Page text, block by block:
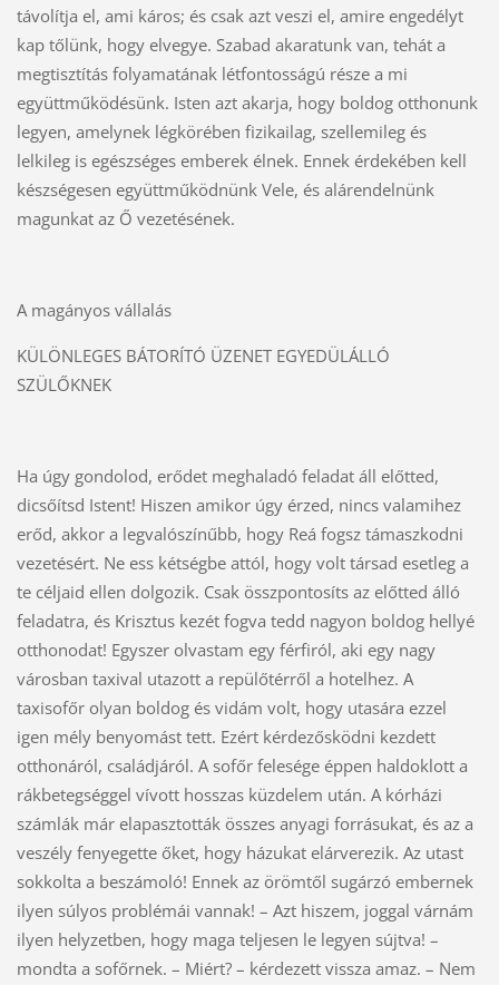
távolítja el, ami káros; és csak azt veszi el, amire engedélyt
kap tőlünk, hogy elvegye. Szabad akaratunk van, tehát a
megtisztítás folyamatának létfontosságú része a mi
együttműködésünk. Isten azt akarja, hogy boldog otthonunk
legyen, amelynek légkörében fizikailag, szellemileg és
lelkileg is egészséges emberek élnek. Ennek érdekében kell
készségesen együttműködnünk Vele, és alárendelnünk
magunkat az Ő vezetésének.
A magányos vállalás
KÜLÖNLEGES BÁTORÍTÓ ÜZENET EGYEDÜLÁLLÓ
SZÜLŐKNEK
Ha úgy gondolod, erődet meghaladó feladat áll előtted,
dicsőítsd Istent! Hiszen amikor úgy érzed, nincs valamihez
erőd, akkor a legvalószínűbb, hogy Reá fogsz támaszkodni
vezetésért. Ne ess kétségbe attól, hogy volt társad esetleg a
te céljaid ellen dolgozik. Csak összpontosíts az előtted álló
feladatra, és Krisztus kezét fogva tedd nagyon boldog hellyé
otthonodat! Egyszer olvastam egy férfiról, aki egy nagy
városban taxival utazott a repülőtérről a hotelhez. A
taxisofőr olyan boldog és vidám volt, hogy utasára ezzel
igen mély benyomást tett. Ezért kérdezősködni kezdett
otthonáról, családjáról. A sofőr felesége éppen haldoklott a
rákbetegséggel vívott hosszas küzdelem után. A kórházi
számlák már elapasztották összes anyagi forrásukat, és az a
veszély fenyegette őket, hogy házukat elárverezik. Az utast
sokkolta a beszámoló! Ennek az örömtől sugárzó embernek
ilyen súlyos problémái vannak! – Azt hiszem, joggal várnám
ilyen helyzetben, hogy maga teljesen le legyen sújtva! –
mondta a sofőrnek. – Miért? – kérdezett vissza amaz. – Nem